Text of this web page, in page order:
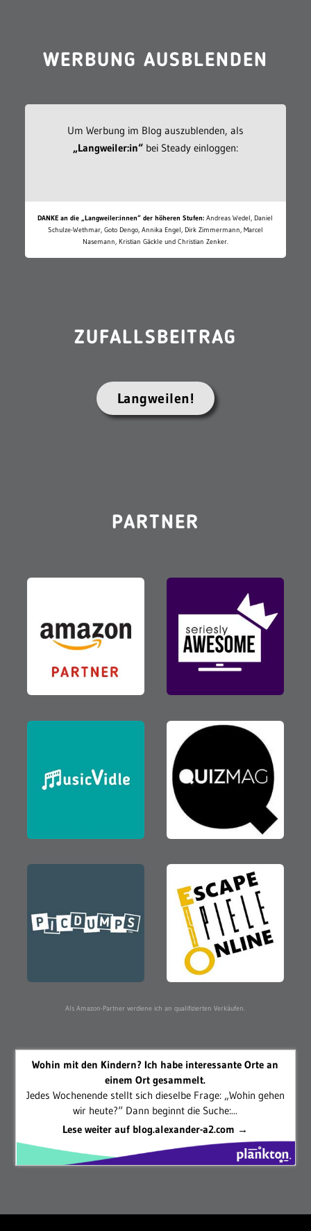
WERBUNG AUSBLENDEN
Um Werbung im Blog auszublenden, als
„Langweiler:in“bei Steady einloggen:
DANKE an die „Langweiler:innen“ der höheren Stufen: Andreas Wedel, Daniel
Schulze-Wethmar, Goto Dengo, Annika Engel, Dirk Zimmermann, Marcel
Nasemann, Kristian Gäckle und Christian Zenker.
ZUFALLSBEITRAG
Langweilen!
PARTNER
Als Amazon-Partner verdiene ich an qualifizierten Verkäufen.
Wohin mit den Kindern? Ich habe interessante Orte an
einem Ort gesammelt.
Jedes Wochenende stellt sich dieselbe Frage: „Wohin gehen
wir heute?“ Dann beginnt die Suche:...
Lese weiter auf blog.alexander-a2.com →